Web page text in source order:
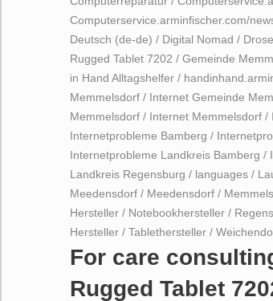
Computerservice.arminfischer.com/
Deutsch (de-de) / Digital Nomad /
Rugged Tablet 7202 / Gemeinde
in Hand Alltagshelfer /
Memmelsdorf / Internet Gemeinde
Memmelsdorf / Internet Memmelsdorf /
Internetprobleme Bamberg /
Internetprobleme Landkreis Bamberg /
Landkreis Regensburg / languages /
Meedensdorf / Meedensdorf /
Hersteller / Notebookhersteller /
Hersteller / Tablethersteller /
For care
Rugged Tablet